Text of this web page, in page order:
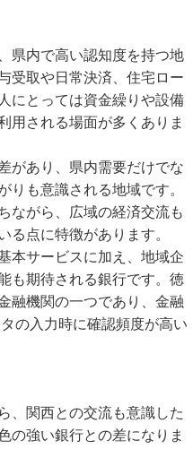
県内で高い認知度を持つ地
受取や日常決済、住宅ロー
にとっては資金繰りや設備
用される場面が多くありま
があり、県内需要だけでな
りも意識される地域です。
ながら、広域の経済交流も
る点に特徴があります。
本サービスに加え、地域企
も期待される銀行です。徳
融機関の一つであり、金融
の入力時に確認頻度が高い
、関西との交流も意識した
の強い銀行との差になりま